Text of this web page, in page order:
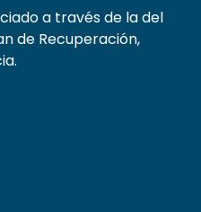
a través de la del
de Recuperación,